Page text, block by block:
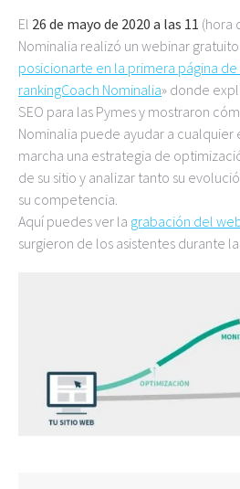
El 26 de mayo de 2020 a las 11 (hora
Nominalia realizó un webinar
posicionarte en la primera página
rankingCoach Nominalia» donde
SEO para las Pymes y mostraron
Nominalia puede ayudar a cualquier
marcha una estrategia de
de su sitio y analizar tanto su
su competencia.
Aquí puedes ver la grabación del
surgieron de los asistentes durante la